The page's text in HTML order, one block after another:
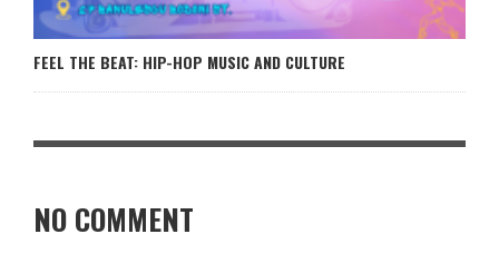
FEEL THE BEAT: HIP-HOP MUSIC AND CULTURE
NO COMMENT